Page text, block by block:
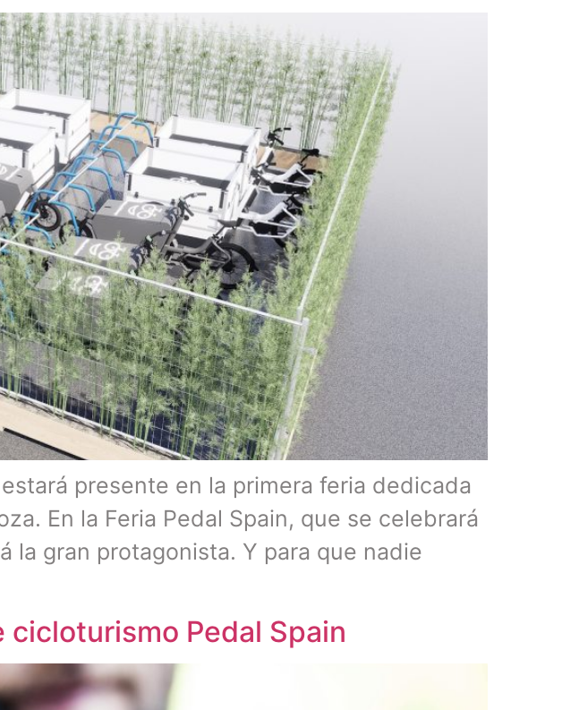
presente en la primera feria dedicada
En la Feria Pedal Spain, que se celebrará
la gran protagonista. Y para que nadie
cicloturismo Pedal Spain